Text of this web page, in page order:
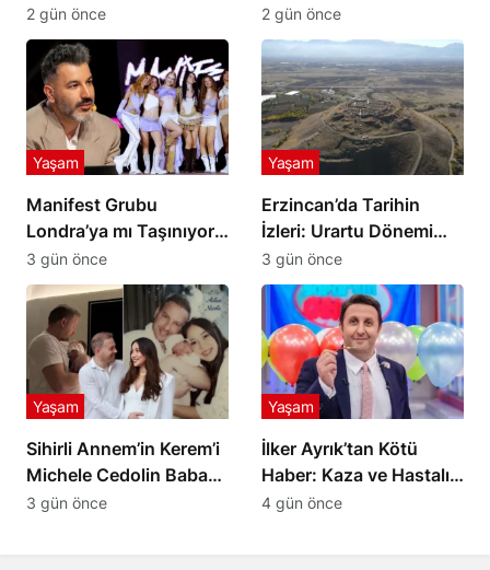
Sürpriz Şarkı Rüzgarı
2 gün önce
Keçilik’te Kaderler
Değişiyor
2 gün önce
Manifest Grubu
Londra’ya mı Taşınıyor?
Tolga Akış’tan Açıklama
Yaşam
3 gün önce
Erzincan’da Tarihin
İzleri: Urartu Dönemi
Merkezi Altıntepe
Yaşam
3 gün önce
Sihirli Annem’in Kerem’i
Michele Cedolin Baba
Oldu: İşte Bebeğin İsmi
Yaşam
3 gün önce
İlker Ayrık’tan Kötü
Haber: Kaza ve Hastalık
Nedeniyle Sahneye Ara
Yaşam
4 gün önce